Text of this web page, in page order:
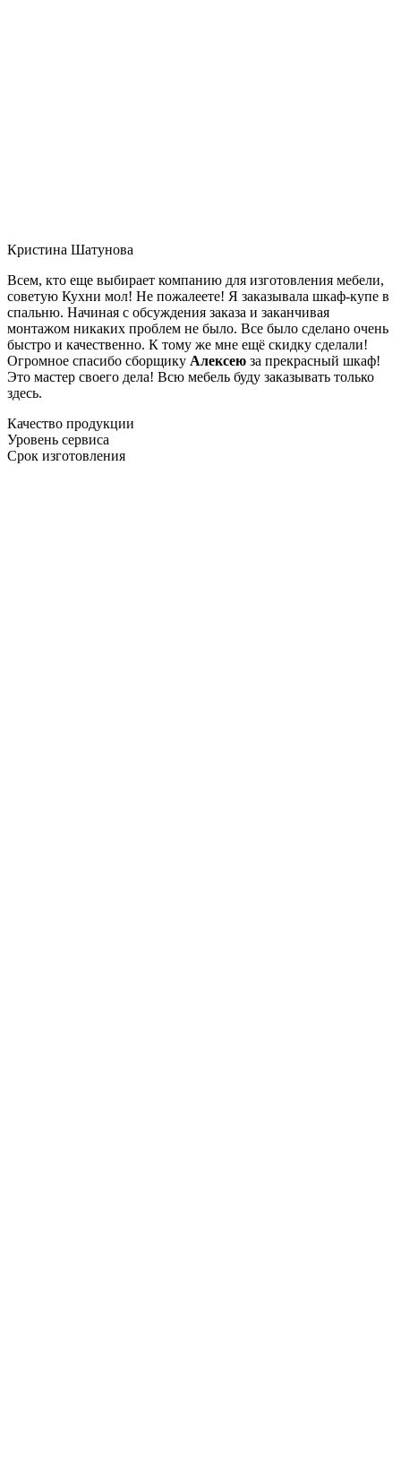
Кристина Шатунова
Всем, кто еще выбирает компанию для изготовления мебели,
советую Кухни мол! Не пожалеете! Я заказывала шкаф-купе в
спальню. Начиная с обсуждения заказа и заканчивая
монтажом никаких проблем не было. Все было сделано очень
быстро и качественно. К тому же мне ещё скидку сделали!
Огромное спасибо сборщику Алексею за прекрасный шкаф!
Это мастер своего дела! Всю мебель буду заказывать только
здесь.
Качество продукции
Уровень сервиса
Срок изготовления